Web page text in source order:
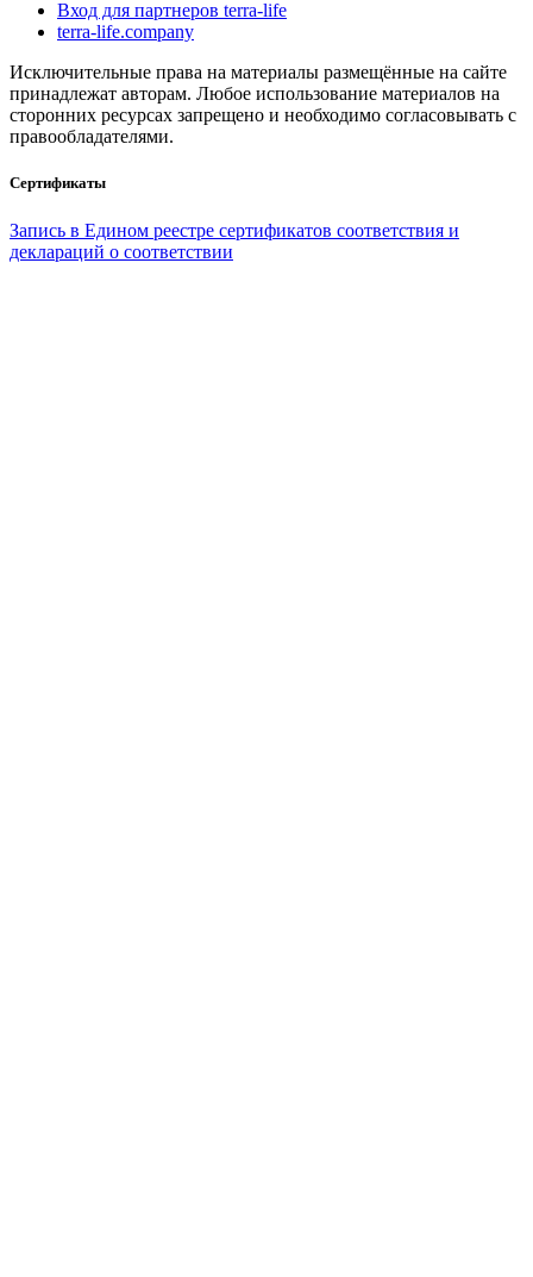
Вход для партнеров terra-life
terra-life.company
Исключительные права на материалы размещённые на сайте
принадлежат авторам. Любое использование материалов на
сторонних ресурсах запрещено и необходимо согласовывать с
правообладателями.
Сертификаты
Запись в Едином реестре сертификатов соответствия и
деклараций о соответствии